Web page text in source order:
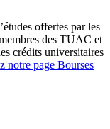
offertes par les
des TUAC et
crédits universitaires
notre page Bourses